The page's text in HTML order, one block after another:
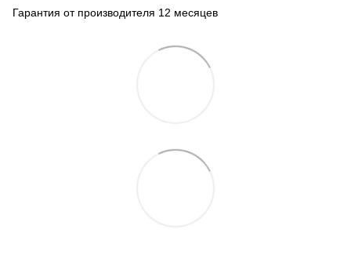
Гарантия от производителя 12 месяцев